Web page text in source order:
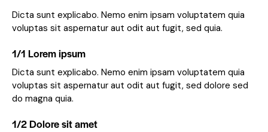
Dicta sunt explicabo. Nemo enim ipsam voluptatem quia
voluptas sit aspernatur aut odit aut fugit, sed quia.
1/1 Lorem ipsum
Dicta sunt explicabo. Nemo enim ipsam voluptatem quia
voluptas sit aspernatur aut odit aut fugit, sed dolore sed
do magna quia.
1/2 Dolore sit amet